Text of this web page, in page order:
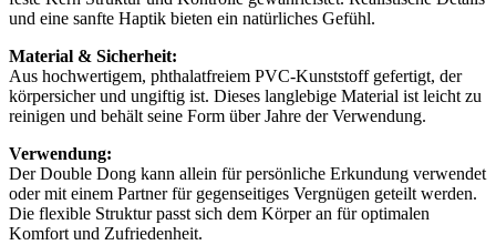
und eine sanfte Haptik bieten ein natürliches Gefühl.
Material & Sicherheit:
Aus hochwertigem, phthalatfreiem PVC-Kunststoff gefertigt, der
körpersicher und ungiftig ist. Dieses langlebige Material ist leicht zu
reinigen und behält seine Form über Jahre der Verwendung.
Verwendung:
Der Double Dong kann allein für persönliche Erkundung verwendet
oder mit einem Partner für gegenseitiges Vergnügen geteilt werden.
Die flexible Struktur passt sich dem Körper an für optimalen
Komfort und Zufriedenheit.